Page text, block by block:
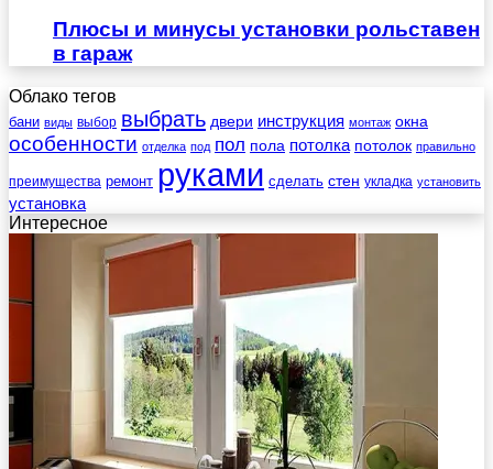
Плюсы и минусы установки рольставен
в гараж
Облако тегов
бани виды выбор выбрать двери инструкция монтаж окна
особенности отделка под пол пола потолка потолок правильно
преимущества ремонт руками сделать стен укладка установить
установка
Интересное